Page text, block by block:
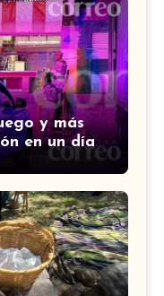
y más
en un día;